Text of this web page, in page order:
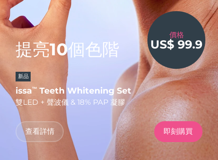
低至
50%
千載難逢
LUNA™ 限時閃購
LUNA 全食
使用優惠碼
價格
US$ 99.9
提亮10個色階
新品
issa™ Teeth Whitening Set
雙LED + 聲波儀 & 18% PAP 凝膠
查看詳情 即刻購買
5折
憑碼立享
FOREO 效果，
更划算！
立即購買
美容偶像，
臻於完美。
FDA-CLEARED
FAQ™ 202 plus
全新升級版抗老化LED面罩
查看詳情 立即購買
無創提拉
BEARTM2
智能微電流美容儀
發現更多 立即購買
FAQ™ Dual LED Panel
熱門產品
特別優惠 暢銷產品
預計送達日期8/11/26
英國 預計送達日期8/10/26
西班牙 預計送達日期 8/10/26
澳洲 預計送達日期8/13/26
法國 預計送達日期8/10/26
德國 預計送達日期 8/10/26
加拿大 預計送達日期8/14/26